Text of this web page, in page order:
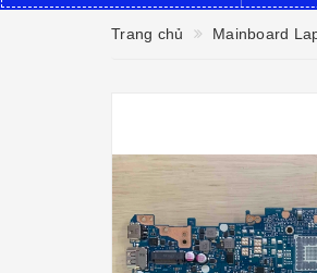
Trang chủ Mainboard